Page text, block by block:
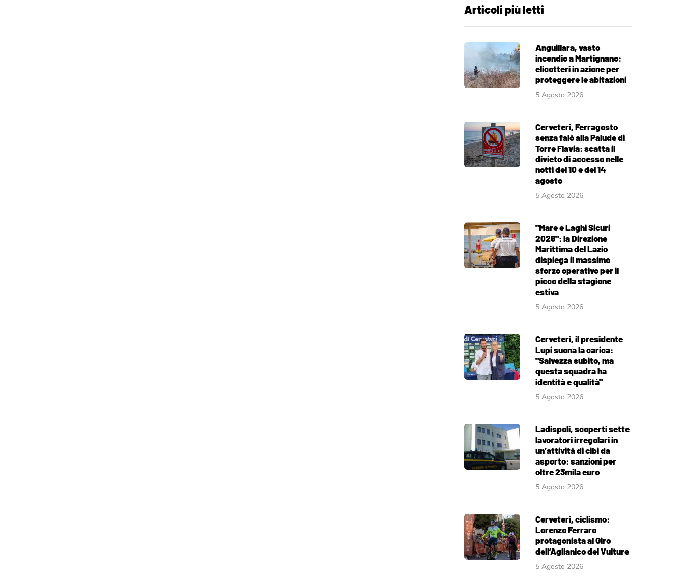
Articoli più letti
Anguillara, vasto
incendio a Martignano:
elicotteri in azione per
proteggere le abitazioni
5 Agosto 2026
Cerveteri, Ferragosto
senza falò alla Palude di
Torre Flavia: scatta il
divieto di accesso nelle
notti del 10 e del 14
agosto
5 Agosto 2026
"Mare e Laghi Sicuri
2026": la Direzione
Marittima del Lazio
dispiega il massimo
sforzo operativo per il
picco della stagione
estiva
5 Agosto 2026
Cerveteri, il presidente
Lupi suona la carica:
"Salvezza subito, ma
questa squadra ha
identità e qualità"
5 Agosto 2026
Ladispoli, scoperti sette
lavoratori irregolari in
un’attività di cibi da
asporto: sanzioni per
oltre 23mila euro
5 Agosto 2026
Cerveteri, ciclismo:
Lorenzo Ferraro
protagonista al Giro
dell’Aglianico del Vulture
5 Agosto 2026